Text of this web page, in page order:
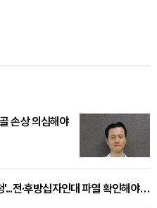
손상 의심해야
무릎 통증 가라앉았는데 자꾸 '휘청'...전·후방십자인대 파열 확인해야 [곽우경 원장 칼럼]